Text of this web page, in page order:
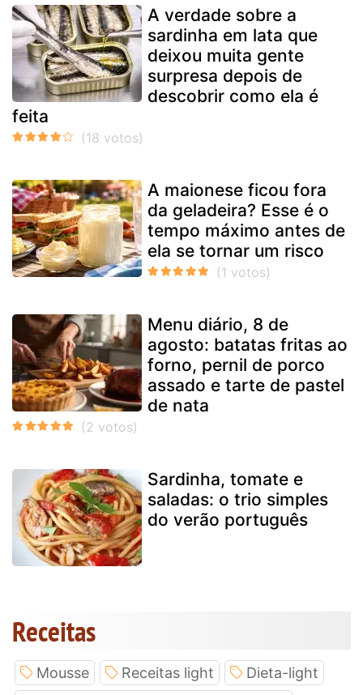
A verdade sobre a
sardinha em lata que
deixou muita gente
surpresa depois de
descobrir como ela é
feita
A maionese ficou fora
da geladeira? Esse é o
tempo máximo antes de
ela se tornar um risco
Menu diário, 8 de
agosto: batatas fritas ao
forno, pernil de porco
assado e tarte de pastel
de nata
Sardinha, tomate e
saladas: o trio simples
do verão português
Receitas
Mousse Receitas light
Dieta-light